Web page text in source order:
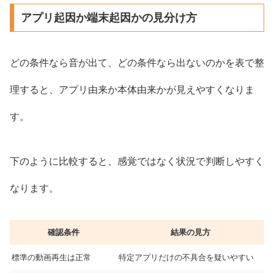
アプリ起因か端末起因かの見分け方
どの条件なら音が出て、どの条件なら出ないのかを表で整
理すると、アプリ由来か本体由来かが見えやすくなりま
す。
下のように比較すると、感覚ではなく状況で判断しやすく
なります。
確認条件 結果の見方
標準の動画再生は正常 特定アプリだけの不具合を疑いやすい